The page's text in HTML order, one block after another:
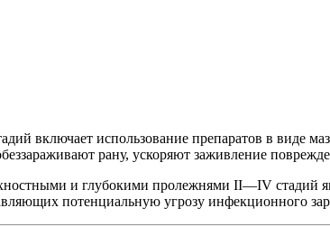
включает использование препаратов в виде
рану, ускоряют заживление
и глубокими пролежнями II—IV стадий
потенциальную угрозу инфекционного